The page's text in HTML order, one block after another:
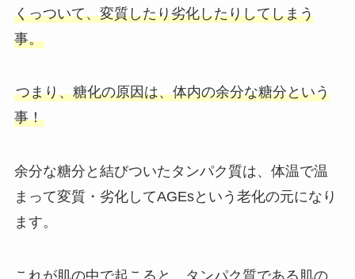
くっついて、変質したり劣化したりしてしまう
事。
つまり、糖化の原因は、体内の余分な糖分という
事！
余分な糖分と結びついたタンパク質は、体温で温
まって変質・劣化してAGEsという老化の元になり
ます。